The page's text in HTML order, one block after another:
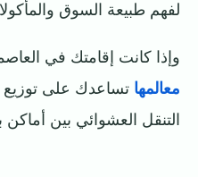
لفهم طبيعة السوق
وإذا كانت إقامتك في
معالمها تساعدك على توزيع
التنقل العشوائي بين أماكن